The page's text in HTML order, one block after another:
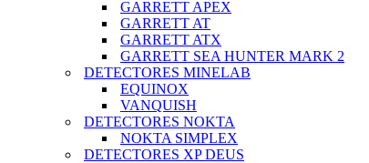
GARRETT APEX
GARRETT AT
GARRETT ATX
GARRETT SEA HUNTER MARK 2
DETECTORES MINELAB
EQUINOX
VANQUISH
DETECTORES NOKTA
NOKTA SIMPLEX
DETECTORES XP DEUS